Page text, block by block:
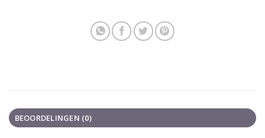
BEOORDELINGEN (0)